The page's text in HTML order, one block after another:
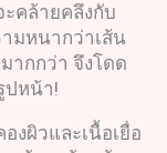
คล้ายคลึงกับ
มหนากว่าเส้น
ากกว่า จึงโดด
ปหน้า!
งผิวและเนื้อเยื่อ